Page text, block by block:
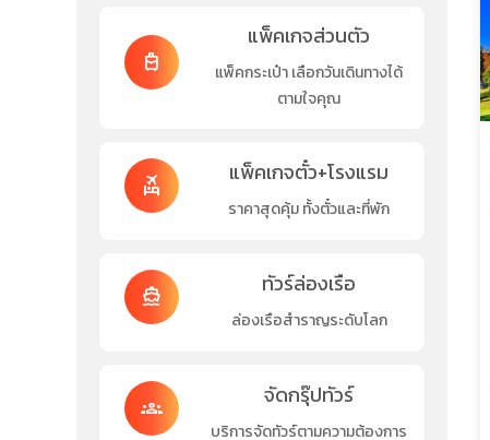
travel_luggage_and_bags
แพ็คเกจส่วนตัว
แพ็คกระเป๋า เลือกวันเดินทางได้
ตามใจคุณ
flights_and_hotels แพ็คเกจตั๋ว+โรงแรม
ราคาสุดคุ้ม ทั้งตั๋วและที่พัก
directions_boat ทัวร์ล่องเรือ
ล่องเรือสำราญระดับโลก
groups จัดกรุ๊ปทัวร์
บริการจัดทัวร์ตามความต้องการ